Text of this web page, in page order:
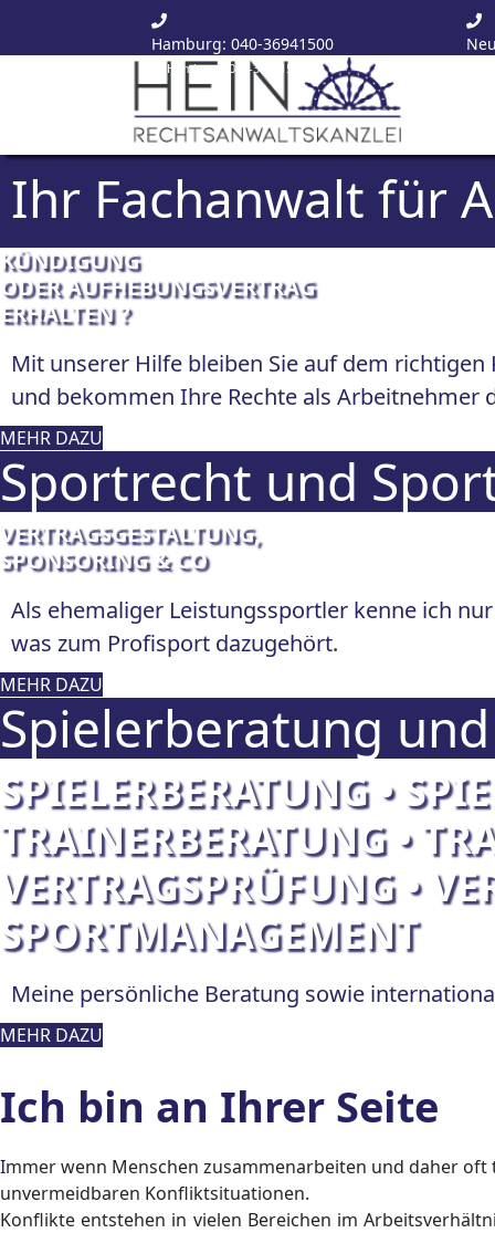
Hamburg: 040-36941500
Hamburg: 040-36941500
Ihr Fachanwalt für
KÜNDIGUNG
ODER AUFHEBUNGSVERTRAG
ERHALTEN ?
Mit unserer Hilfe bleiben Sie auf dem richtigen
und bekommen Ihre Rechte als Arbeitnehmer
MEHR DAZU
Sportrecht und
VERTRAGSGESTALTUNG,
SPONSORING & CO
Als ehemaliger Leistungssportler kenne ich
was zum Profisport dazugehört.
MEHR DAZU
Spielerberatung
SPIELERBERATUNG •
TRAINERBERATUNG •
VERTRAGSPRÜFUNG •
SPORTMANAGEMENT
Meine persönliche Beratung sowie
MEHR DAZU
Ich bin an Ihrer Seite
Immer wenn Menschen zusammenarbeiten und daher oft täglich miteinander zu tun haben, kommt es nicht selten zu
unvermeidbaren Konfliktsituationen.
Konflikte entstehen in vielen Bereichen im